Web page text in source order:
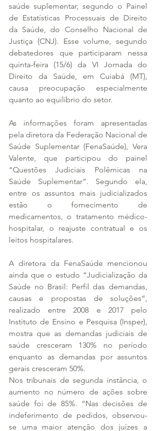
saúde suplementar, segundo o Painel
de Estatísticas Processuais de Direito
da Saúde, do Conselho Nacional de
Justiça (CNJ). Esse volume, segundo
debatedores que participaram nessa
quinta-feira (15/6) da VI Jornada do
Direito da Saúde, em Cuiabá (MT),
causa preocupação especialmente
quanto ao equilíbrio do setor.
As informações foram apresentadas
pela diretora da Federação Nacional de
Saúde Suplementar (FenaSaúde), Vera
Valente, que participou do painel
“Questões Judiciais Polêmicas na
Saúde Suplementar”. Segundo ela,
entre os assuntos mais judicializados
estão o fornecimento de
medicamentos, o tratamento médico-
hospitalar, o reajuste contratual e os
leitos hospitalares.
A diretora da FenaSaúde mencionou
ainda que o estudo “Judicialização da
Saúde no Brasil: Perfil das demandas,
causas e propostas de soluções”,
realizado entre 2008 e 2017 pelo
Instituto de Ensino e Pesquisa (Insper),
mostra que as demandas judiciais de
saúde cresceram 130% no período
enquanto as demandas por assuntos
gerais cresceram 50%.
Nos tribunais de segunda instância, o
aumento no número de ações sobre
saúde foi de 85%. “Nas decisões de
indeferimento de pedidos, observou-
se uma maior atenção dos juízes a